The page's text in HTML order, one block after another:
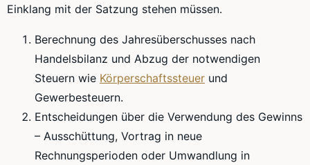
Einklang mit der Satzung stehen müssen.
Berechnung des Jahresüberschusses nach
Handelsbilanz und Abzug der notwendigen
Steuern wie Körperschaftssteuer und
Gewerbesteuern.
Entscheidungen über die Verwendung des Gewinns
– Ausschüttung, Vortrag in neue
Rechnungsperioden oder Umwandlung in